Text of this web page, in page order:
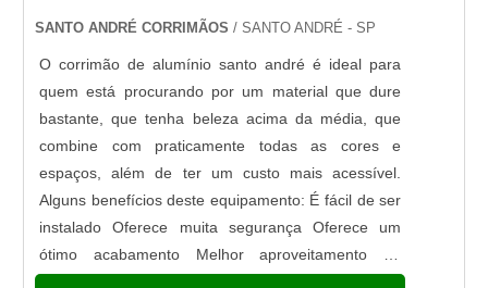
SANTO ANDRÉ CORRIMÃOS / SANTO ANDRÉ - SP
O corrimão de alumínio santo andré é ideal para
quem está procurando por um material que dure
bastante, que tenha beleza acima da média, que
combine com praticamente todas as cores e
espaços, além de ter um custo mais acessível.
Alguns benefícios deste equipamento: É fácil de ser
instalado Oferece muita segurança Oferece um
ótimo acabamento Melhor aproveitamento do